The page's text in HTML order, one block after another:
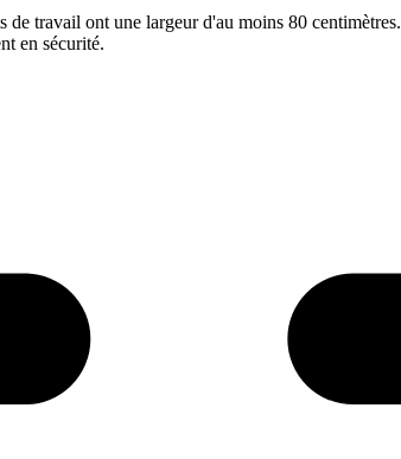
de travail ont une largeur d'au moins 80 centimètres.
en sécurité.